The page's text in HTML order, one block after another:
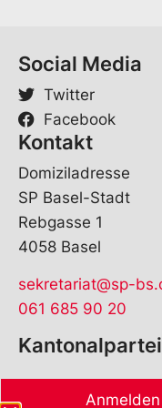
Social Media
Twitter
Facebook
Kontakt
Domiziladresse
SP Basel-Stadt
Rebgasse 1
4058 Basel
sekretariat@sp-
061 685 90 20